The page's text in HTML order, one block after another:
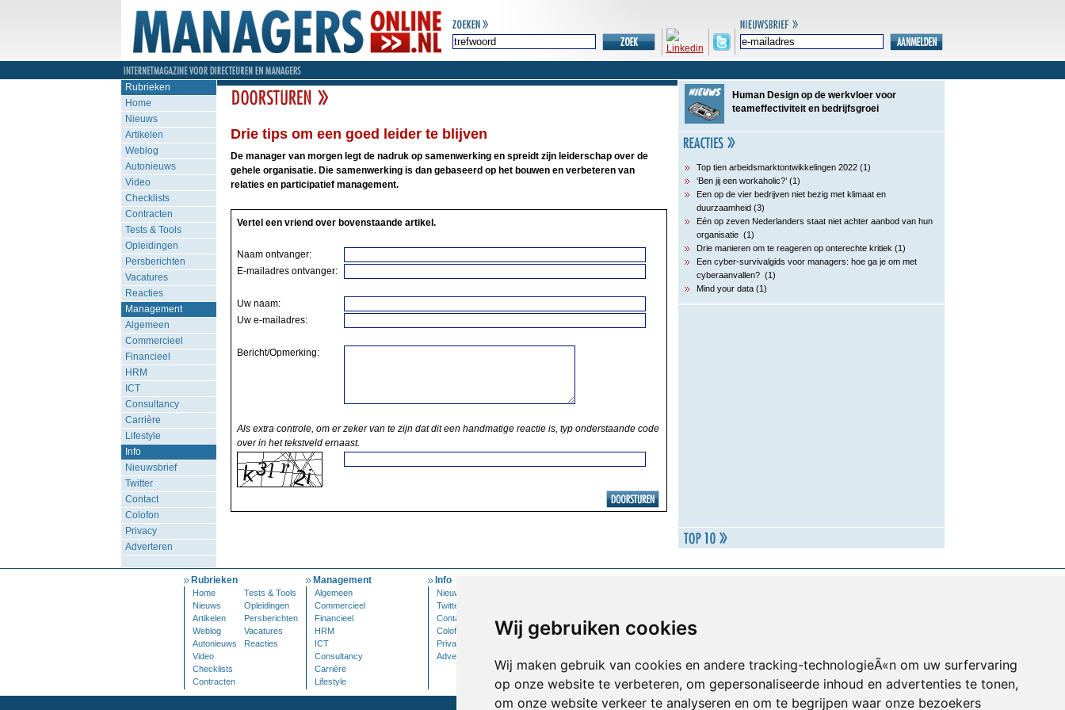
Wij gebruiken cookies
Wij maken gebruik van cookies en andere tracking-technologieÃ«n om uw surfervaring
op onze website te verbeteren, om gepersonaliseerde inhoud en advertenties te tonen,
om onze website verkeer te analyseren en om te begrijpen waar onze bezoekers
Rubrieken
Home
Nieuws
Artikelen
Weblog
Autonieuws
Video
Checklists
Contracten
Tests & Tools
Opleidingen
Persberichten
Vacatures
Reacties
Management
Algemeen
Commercieel
Financieel
HRM
ICT
Consultancy
Carrière
Lifestyle
Info
Nieuwsbrief
Twitter
Contact
Colofon
Privacy
Adverteren
Drie tips om een goed leider te blijven
De manager van morgen legt de nadruk op samenwerking en spreidt zijn leiderschap over de
gehele organisatie. Die samenwerking is dan gebaseerd op het bouwen en verbeteren van
relaties en participatief management.
Vertel een vriend over bovenstaande artikel.
Naam ontvanger:
E-mailadres ontvanger:
Uw naam:
Uw e-mailadres:
Bericht/Opmerking:
Als extra controle, om er zeker van te zijn dat dit een handmatige reactie is, typ onderstaande code
over in het tekstveld ernaast.
Human Design op de werkvloer voor
teameffectiviteit en bedrijfsgroei
Top tien arbeidsmarktontwikkelingen 2022 (1)
‘Ben jij een workaholic?’ (1)
Een op de vier bedrijven niet bezig met klimaat en
duurzaamheid (3)
Eén op zeven Nederlanders staat niet achter aanbod van hun
organisatie (1)
Drie manieren om te reageren op onterechte kritiek (1)
Een cyber-survivalgids voor managers: hoe ga je om met
cyberaanvallen? (1)
Mind your data (1)
Rubrieken
Home
Tests & Tools
Nieuws
Opleidingen
Artikelen
Persberichten
Weblog
Vacatures
Autonieuws
Reacties
Video
Checklists
Contracten
Management
Algemeen
Commercieel
Financieel
HRM
ICT
Consultancy
Carrière
Lifestyle
Info
Nieuwsbrief
Twitter
Contact
Colofon
Privacy
Adverteren